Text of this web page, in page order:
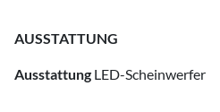
AUSSTATTUNG
Ausstattung LED-Scheinwerfer